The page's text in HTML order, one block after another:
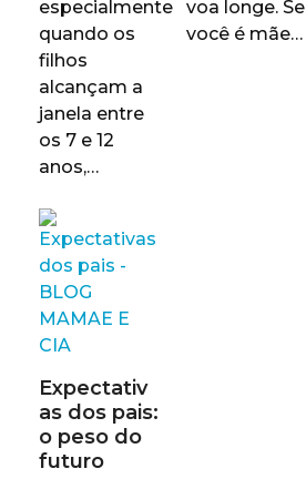
especialmente
quando os
filhos
alcançam a
janela entre
os 7 e 12
anos,…
voa longe. Se
você é mãe…
Expectativ
as dos pais:
o peso do
futuro